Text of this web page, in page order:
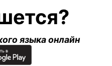
языка онлайн